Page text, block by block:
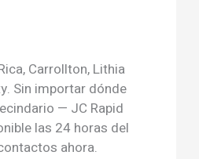
Carrollton, Lithia
Sin importar dónde
— JC Rapid
las 24 horas del
ahora.